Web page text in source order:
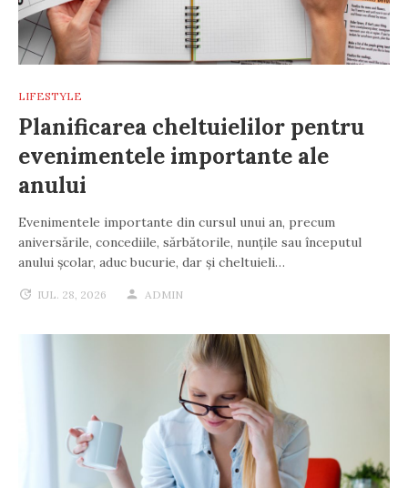
LIFESTYLE
Planificarea cheltuielilor pentru
evenimentele importante ale
anului
Evenimentele importante din cursul unui an, precum
aniversările, concediile, sărbătorile, nunțile sau începutul
anului școlar, aduc bucurie, dar și cheltuieli…
IUL. 28, 2026 ADMIN